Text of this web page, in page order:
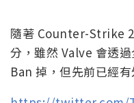
隨著 Counter-Strike
分，雖然 Valve 會透
Ban 掉，但先前已經